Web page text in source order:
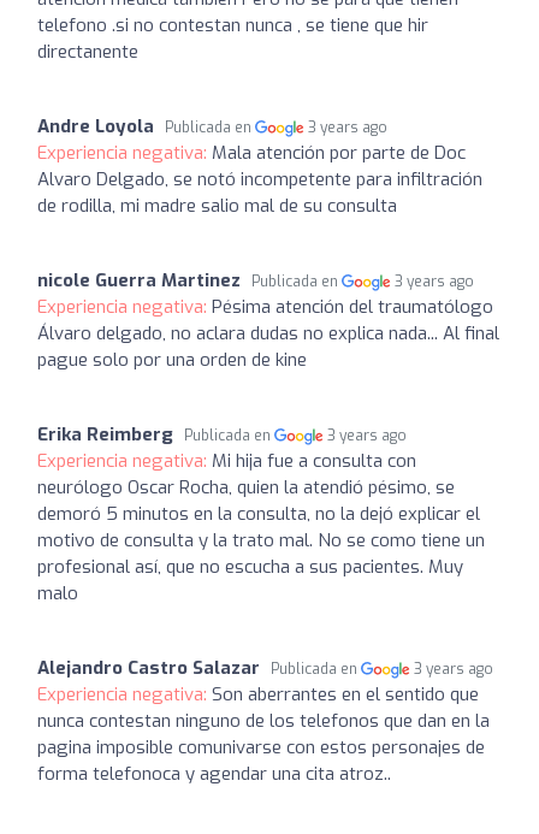
telefono .si no contestan nunca , se tiene que hir
directanente
Andre Loyola Publicada en 3 years ago
Experiencia negativa: Mala atención por parte de Doc
Alvaro Delgado, se notó incompetente para infiltración
de rodilla, mi madre salio mal de su consulta
nicole Guerra Martinez Publicada en 3 years ago
Experiencia negativa: Pésima atención del traumatólogo
Álvaro delgado, no aclara dudas no explica nada... Al final
pague solo por una orden de kine
Erika Reimberg Publicada en 3 years ago
Experiencia negativa: Mi hija fue a consulta con
neurólogo Oscar Rocha, quien la atendió pésimo, se
demoró 5 minutos en la consulta, no la dejó explicar el
motivo de consulta y la trato mal. No se como tiene un
profesional así, que no escucha a sus pacientes. Muy
malo
Alejandro Castro Salazar Publicada en 3 years ago
Experiencia negativa: Son aberrantes en el sentido que
nunca contestan ninguno de los telefonos que dan en la
pagina imposible comunivarse con estos personajes de
forma telefonoca y agendar una cita atroz..